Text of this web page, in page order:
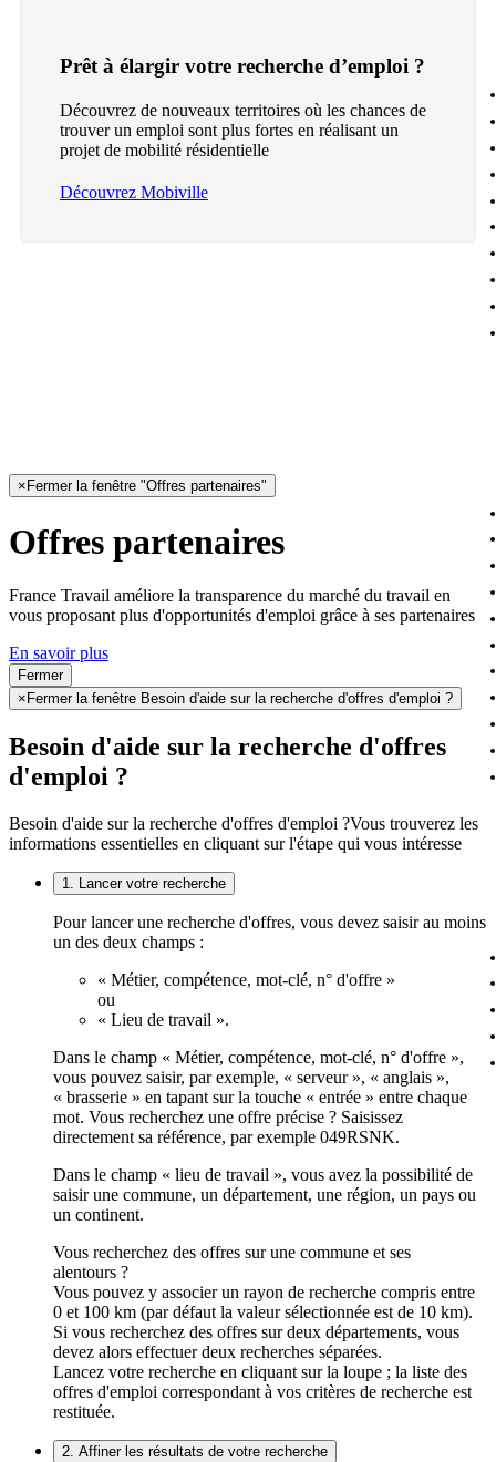
Prêt à élargir votre recherche d’emploi ?
Découvrez de nouveaux territoires où les chances de
trouver un emploi sont plus fortes en réalisant un
projet de mobilité résidentielle
Découvrez Mobiville
× Fermer la fenêtre "Offres partenaires"
Offres partenaires
France Travail améliore la transparence du marché du travail en
vous proposant plus d'opportunités d'emploi grâce à ses partenaires
En savoir plus
Fermer
× Fermer la fenêtre Besoin d'aide sur la recherche d'offres d'emploi ?
Besoin d'aide sur la recherche d'offres
d'emploi ?
Besoin d'aide sur la recherche d'offres d'emploi ?Vous trouverez les
informations essentielles en cliquant sur l'étape qui vous intéresse
1. Lancer votre recherche
Pour lancer une recherche d'offres, vous devez saisir au moins
un des deux champs :
« Métier, compétence, mot-clé, n° d'offre »
ou
« Lieu de travail ».
Dans le champ « Métier, compétence, mot-clé, n° d'offre »,
vous pouvez saisir, par exemple, « serveur », « anglais »,
« brasserie » en tapant sur la touche « entrée » entre chaque
mot. Vous recherchez une offre précise ? Saisissez
directement sa référence, par exemple 049RSNK.
Dans le champ « lieu de travail », vous avez la possibilité de
saisir une commune, un département, une région, un pays ou
un continent.
Vous recherchez des offres sur une commune et ses
alentours ?
Vous pouvez y associer un rayon de recherche compris entre
0 et 100 km (par défaut la valeur sélectionnée est de 10 km).
Si vous recherchez des offres sur deux départements, vous
devez alors effectuer deux recherches séparées.
Lancez votre recherche en cliquant sur la loupe ; la liste des
offres d'emploi correspondant à vos critères de recherche est
restituée.
2. Affiner les résultats de votre recherche